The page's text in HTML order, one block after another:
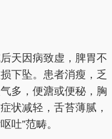
天因病致虚，脾胃不
下坠。患者消瘦，乏
多，便溏或便秘，胸
状减轻，舌苔薄腻，
吐”范畴。